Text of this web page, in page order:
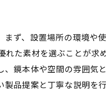
ず、設置場所の環境や
た素材を選ぶことが求
鏡本体や空間の雰囲気
品提案と丁寧な説明を